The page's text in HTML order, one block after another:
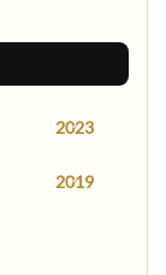
2023
2019